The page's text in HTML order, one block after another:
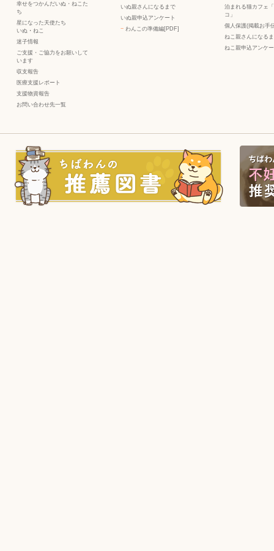
幸せをつかんだいぬ・ねこた
ち
星になった天使たち
いぬ ・ ねこ
迷子情報
ご支援・ご協力をお願いして
います
収支報告
医療支援レポート
支援物資報告
お問い合わせ先一覧
いぬ親さんになるまで
いぬ親申込アンケート
− わんこの準備編[PDF]
泊まれる猫カフェ
コ」
個人保護(掲載お手
ねこ親さんになる
ねこ親申込アンケ